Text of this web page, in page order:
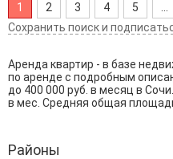
1 2 3 4 5
Сохранить поиск и
Аренда квартир - в базе
по аренде с подробным
до 400 000 руб. в месяц в
в мес. Средняя общая
Районы